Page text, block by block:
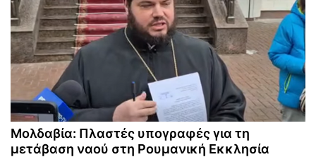
Μολδαβία: Πλαστές υπογραφές για τη
μετάβαση ναού στη Ρουμανική Εκκλησία